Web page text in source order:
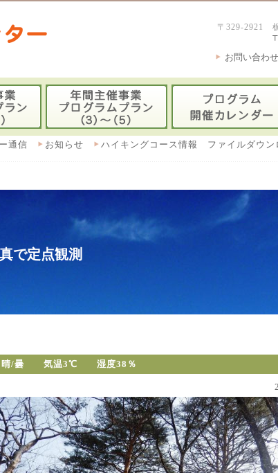
〒329-2921
お問い合わせ
ハイキングコース情報 ファイルダウン
お知らせ
通信
で定点観測
/曇 気温3℃ 湿度38％